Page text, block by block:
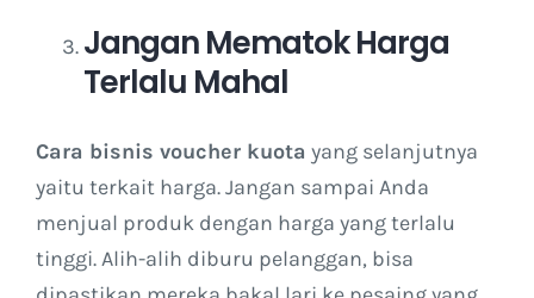
Jangan Mematok Harga
Terlalu Mahal
Cara bisnis voucher kuota yang selanjutnya
yaitu terkait harga. Jangan sampai Anda
menjual produk dengan harga yang terlalu
tinggi. Alih-alih diburu pelanggan, bisa